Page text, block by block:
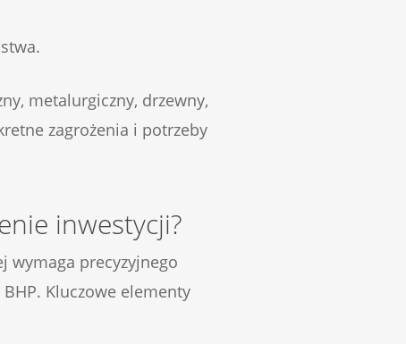
metalurgiczny, drzewny,
zagrożenia i potrzeby
inwestycji?
wymaga precyzyjnego
Kluczowe elementy